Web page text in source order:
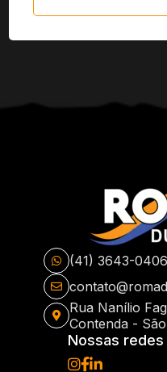
(41) 3643-0406
Rua Nanílio
Contenda -
Nossas redes